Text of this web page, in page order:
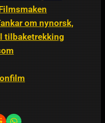
om nynorsk,
tilbaketrekking